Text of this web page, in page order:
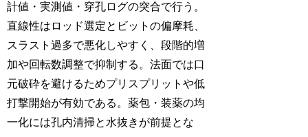
計値・実測値・穿孔ログの突合で行う。
直線性はロッド選定とビットの偏摩耗、
スラスト過多で悪化しやすく、段階的増
加や回転数調整で抑制する。法面では口
元破砕を避けるためプリスプリットや低
打撃開始が有効である。薬包・装薬の均
一化には孔内清掃と水抜きが前提とな